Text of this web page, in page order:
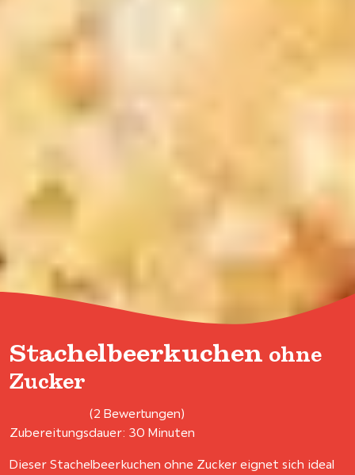
Stachelbeerkuchen ohne
Zucker
(2 Bewertungen)
Zubereitungsdauer: 30 Minuten
Dieser Stachelbeerkuchen ohne Zucker eignet sich ideal